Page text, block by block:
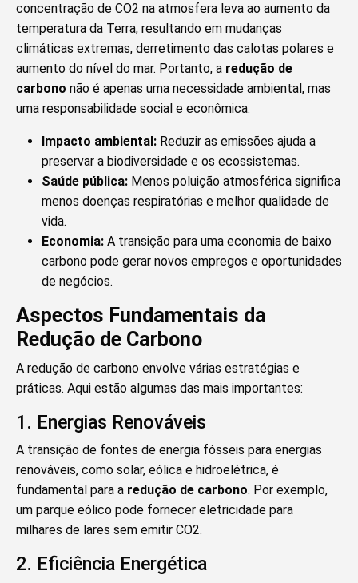
concentração de CO2 na atmosfera leva ao aumento da
temperatura da Terra, resultando em mudanças
climáticas extremas, derretimento das calotas polares e
aumento do nível do mar. Portanto, a redução de
carbono não é apenas uma necessidade ambiental, mas
uma responsabilidade social e econômica.
Impacto ambiental: Reduzir as emissões ajuda a
preservar a biodiversidade e os ecossistemas.
Saúde pública: Menos poluição atmosférica significa
menos doenças respiratórias e melhor qualidade de
vida.
Economia: A transição para uma economia de baixo
carbono pode gerar novos empregos e oportunidades
de negócios.
Aspectos Fundamentais da
Redução de Carbono
A redução de carbono envolve várias estratégias e
práticas. Aqui estão algumas das mais importantes:
1. Energias Renováveis
A transição de fontes de energia fósseis para energias
renováveis, como solar, eólica e hidroelétrica, é
fundamental para a redução de carbono. Por exemplo,
um parque eólico pode fornecer eletricidade para
milhares de lares sem emitir CO2.
2. Eficiência Energética